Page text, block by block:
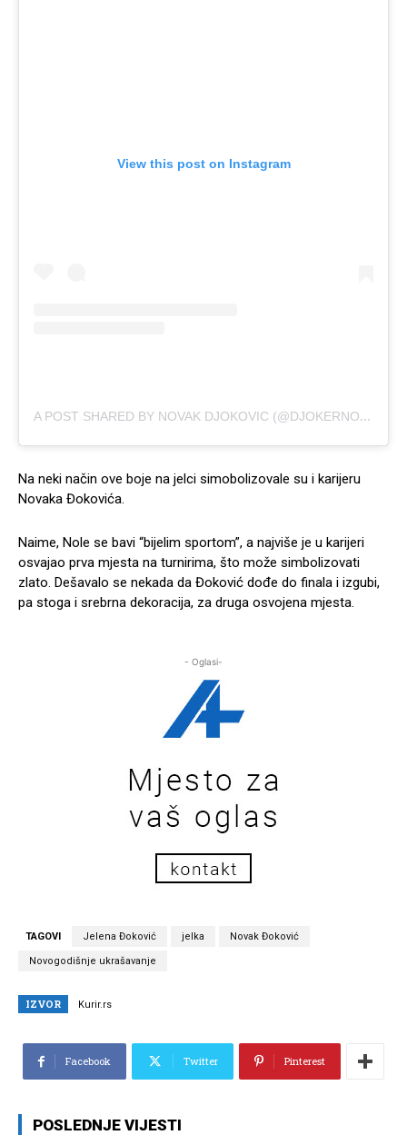
View this post on Instagram
A
POST SHARED BY NOVAK DJOKOVIC (@DJOKERNOLE)
Na neki način ove boje na jelci simobolizovale su i karijeru
Novaka Đokovića.
Naime, Nole se bavi “bijelim sportom”, a najviše je u karijeri
osvajao prva mjesta na turnirima, što može simbolizovati
zlato. Dešavalo se nekada da Đoković dođe do finala i izgubi,
pa stoga i srebrna dekoracija, za druga osvojena mjesta.
- Oglasi-
TAGOVI Jelena Đoković jelka Novak Đoković
Novogodišnje ukrašavanje
IZVOR Kurir.rs
Facebook Twitter Pinterest
POSLEDNJE VIJESTI